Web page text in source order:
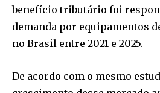
benefício tributário foi
demanda por equipamentos
no Brasil entre 2021 e 2025.
De acordo com o mesmo